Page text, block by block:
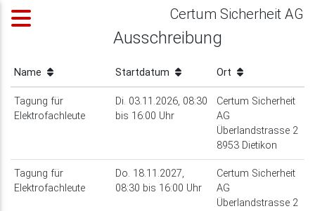
Certum Sicherheit AG
Ausschreibung
Name Startdatum Ort
Tagung für
Elektrofachleute
Di. 03.11.2026, 08:30
bis 16:00 Uhr
Certum Sicherheit
AG
Überlandstrasse 2
8953 Dietikon
Tagung für
Elektrofachleute
Do. 18.11.2027,
08:30 bis 16:00 Uhr
Certum Sicherheit
AG
Überlandstrasse 2